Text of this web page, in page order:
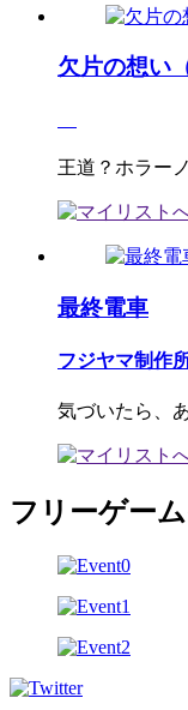
欠片の想い
王道？ホラー
最終電車
フジヤマ制作
気づいたら、
フリーゲー